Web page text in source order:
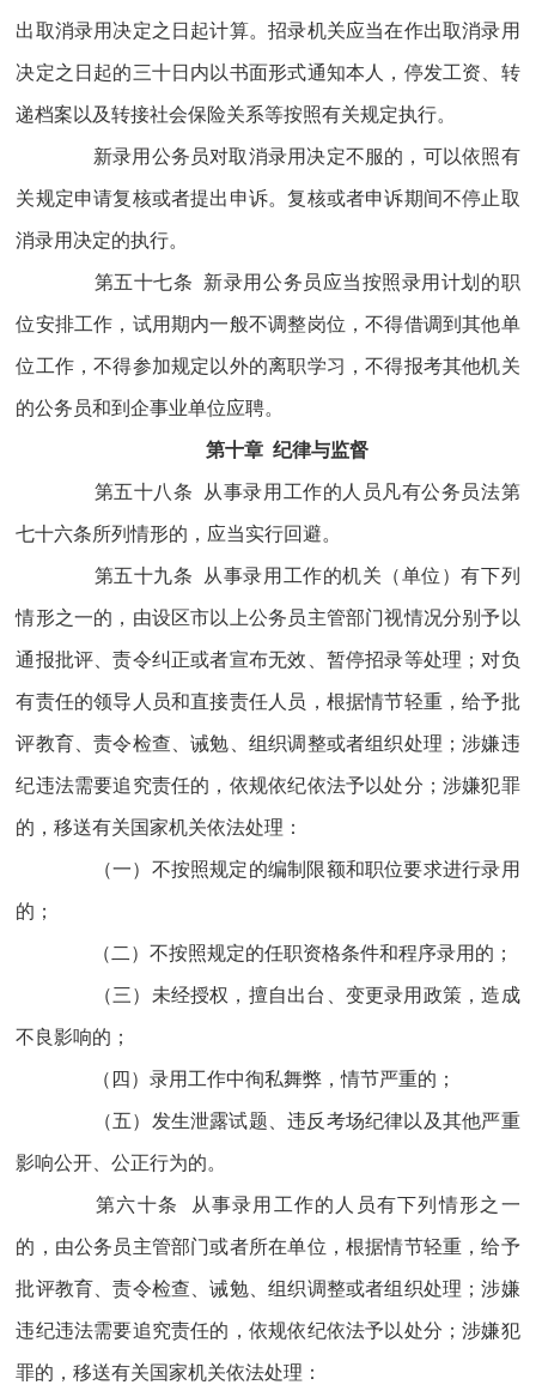
出取消录用决定之日起计算。招录机关应当在作出取消录用
决定之日起的三十日内以书面形式通知本人，停发工资、转
递档案以及转接社会保险关系等按照有关规定执行。
新录用公务员对取消录用决定不服的，可以依照有
关规定申请复核或者提出申诉。复核或者申诉期间不停止取
消录用决定的执行。
第五十七条 新录用公务员应当按照录用计划的职
位安排工作，试用期内一般不调整岗位，不得借调到其他单
位工作，不得参加规定以外的离职学习，不得报考其他机关
的公务员和到企事业单位应聘。
第十章 纪律与监督
第五十八条 从事录用工作的人员凡有公务员法第
七十六条所列情形的，应当实行回避。
第五十九条 从事录用工作的机关（单位）有下列
情形之一的，由设区市以上公务员主管部门视情况分别予以
通报批评、责令纠正或者宣布无效、暂停招录等处理；对负
有责任的领导人员和直接责任人员，根据情节轻重，给予批
评教育、责令检查、诫勉、组织调整或者组织处理；涉嫌违
纪违法需要追究责任的，依规依纪依法予以处分；涉嫌犯罪
的，移送有关国家机关依法处理：
（一）不按照规定的编制限额和职位要求进行录用
的；
（二）不按照规定的任职资格条件和程序录用的；
（三）未经授权，擅自出台、变更录用政策，造成
不良影响的；
（四）录用工作中徇私舞弊，情节严重的；
（五）发生泄露试题、违反考场纪律以及其他严重
影响公开、公正行为的。
第六十条 从事录用工作的人员有下列情形之一
的，由公务员主管部门或者所在单位，根据情节轻重，给予
批评教育、责令检查、诫勉、组织调整或者组织处理；涉嫌
违纪违法需要追究责任的，依规依纪依法予以处分；涉嫌犯
罪的，移送有关国家机关依法处理：